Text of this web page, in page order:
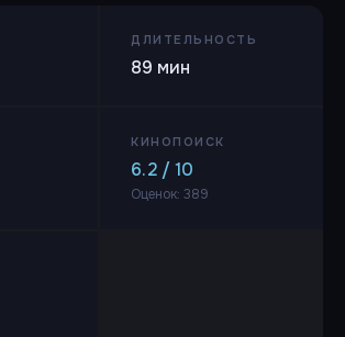
ДЛИТЕЛЬНОСТЬ
89 мин
КИНОПОИСК
6.2 / 10
Оценок: 389